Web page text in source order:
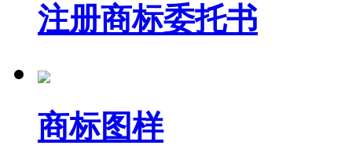
注册商标委托书
商标图样